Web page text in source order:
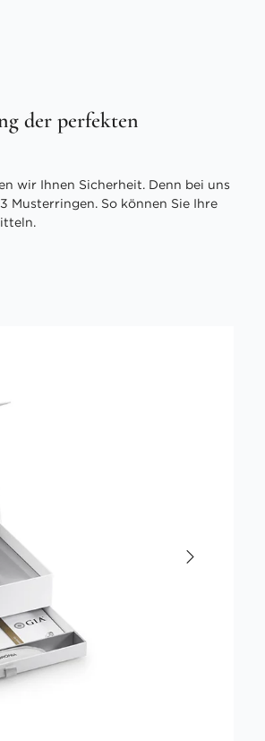
der perfekten
wir Ihnen Sicherheit. Denn bei uns
Musterringen. So können Sie Ihre